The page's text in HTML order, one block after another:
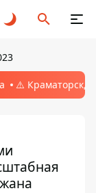
⚠️ Краматорск,